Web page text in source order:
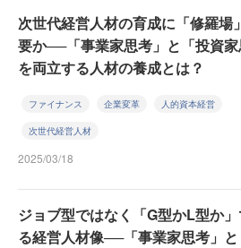
次世代経営人材の育成に「修羅場
要か──「事業家思考」と「投資家
を両立する人材の養成とは？
ファイナンス 企業変革 人的資本経営
次世代経営人材
2025/03/18
ジョブ型ではなく「G型かL型か」
る経営人材像──「事業家思考」